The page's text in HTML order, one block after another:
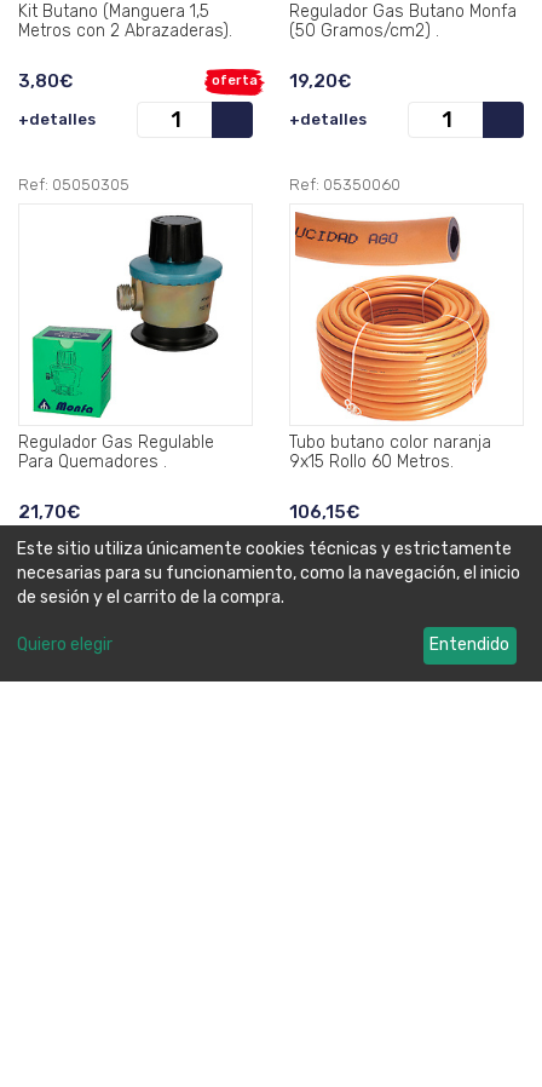
Kit Butano (Manguera 1,5
Metros con 2 Abrazaderas).
oferta
3,80€
+detalles
Regulador Gas Butano Monfa
(50 Gramos/cm2) .
19,20€
+detalles
Ref: 05050305
Regulador Gas Regulable
Para Quemadores .
21,70€
+detalles
Ref: 05350060
Tubo butano color naranja
9x15 Rollo 60 Metros.
106,15€
+detalles
Este sitio puede incluir descripciones y contenidos visuales
Este sitio utiliza únicamente cookies técnicas y estrictamente
necesarias para su funcionamiento, como la navegación, el inicio
de sesión y el carrito de la compra.
Quiero elegir Entendido